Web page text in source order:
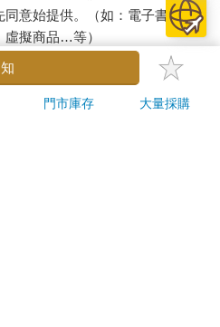
同意始提供。（如：電子書、電
擬商品…等）
。（如：內衣褲、刮鬍刀、除毛
到貨7天的猶豫期（含例假
門市庫存 大量採購